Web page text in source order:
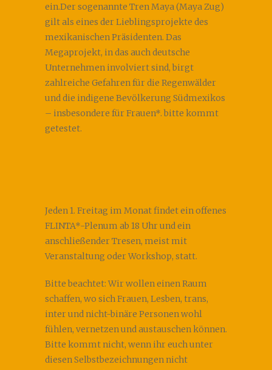
ein.Der sogenannte Tren Maya (Maya Zug)
gilt als eines der Lieblingsprojekte des
mexikanischen Präsidenten. Das
Megaprojekt, in das auch deutsche
Unternehmen involviert sind, birgt
zahlreiche Gefahren für die Regenwälder
und die indigene Bevölkerung Südmexikos
– insbesondere für Frauen*. bitte kommt
getestet.
Jeden 1. Freitag im Monat findet ein offenes
FLINTA*-Plenum ab 18 Uhr und ein
anschließender Tresen, meist mit
Veranstaltung oder Workshop, statt.
Bitte beachtet: Wir wollen einen Raum
schaffen, wo sich Frauen, Lesben, trans,
inter und nicht-binäre Personen wohl
fühlen, vernetzen und austauschen können.
Bitte kommt nicht, wenn ihr euch unter
diesen Selbstbezeichnungen nicht